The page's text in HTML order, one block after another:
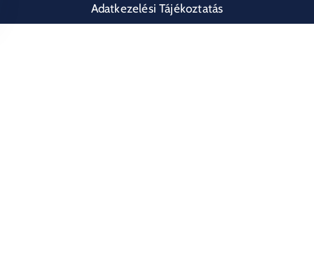
Adatkezelési Tájékoztatás